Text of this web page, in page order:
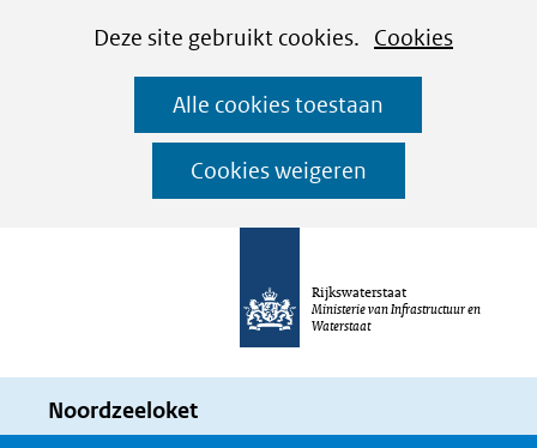
CookiesDeze site gebruikt cookies. Cookies
worden
toegestaan
Alle cookies toestaan
Cookies weigeren
Ga
naar
de
inhoud
Rijkswaterstaat
Ministerie van Infrastructuur en
Waterstaat
Noordzeeloket